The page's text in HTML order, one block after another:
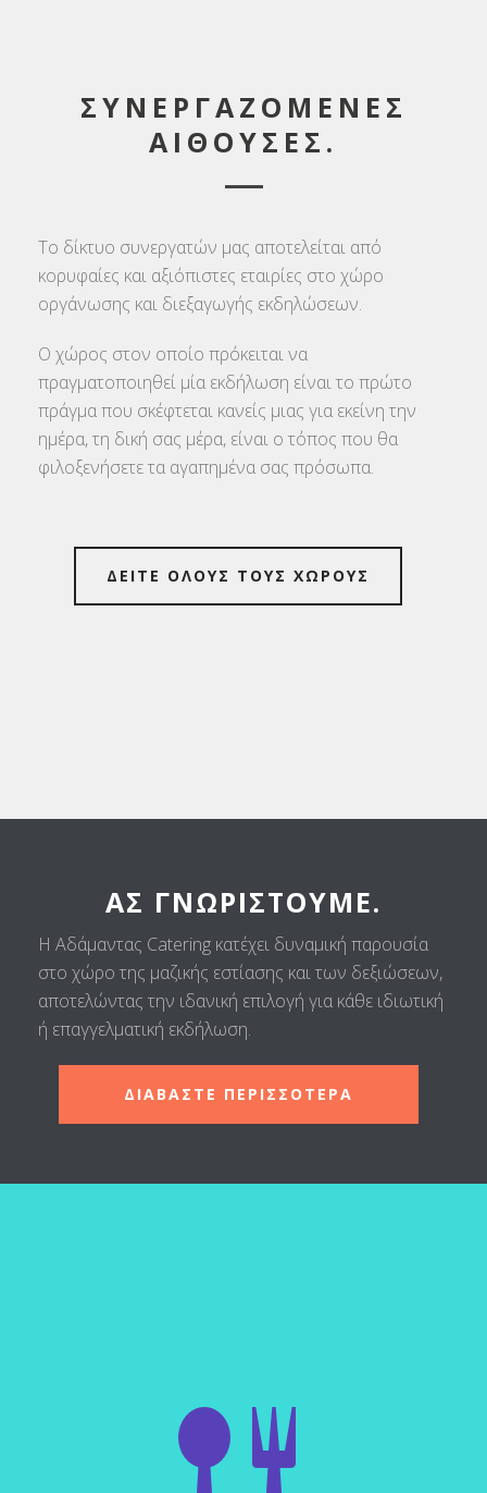
ΣΥΝΕΡΓΑΖΟΜΕΝΕΣ
ΑΙΘΟΥΣΕΣ.
Το δίκτυο συνεργατών μας αποτελείται από
κορυφαίες και αξιόπιστες εταιρίες στο χώρο
οργάνωσης και διεξαγωγής εκδηλώσεων.
Ο χώρος στον οποίο πρόκειται να
πραγματοποιηθεί μία εκδήλωση είναι το πρώτο
πράγμα που σκέφτεται κανείς μιας για εκείνη την
ημέρα, τη δική σας μέρα, είναι ο τόπος που θα
φιλοξενήσετε τα αγαπημένα σας πρόσωπα.
ΔΕΙΤΕ ΟΛΟΥΣ ΤΟΥΣ ΧΩΡΟΥΣ
ΑΣ ΓΝΩΡΙΣΤΟΎΜΕ.
Η Αδάμαντας Catering κατέχει δυναμική παρουσία
στο χώρο της μαζικής εστίασης και των δεξιώσεων,
αποτελώντας την ιδανική επιλογή για κάθε ιδιωτική
ή επαγγελματική εκδήλωση.
ΔΙΑΒΑΣΤΕ ΠΕΡΙΣΣΟΤΕΡΑ